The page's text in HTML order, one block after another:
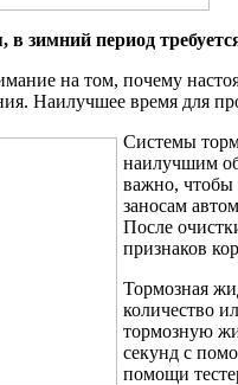
зимний период
на том, почему
Наилучшее время для
Системы
наилучшим
важно, чтобы
заносам
После
признаков
Тормозная
количество
тормозную
секунд с
помощи